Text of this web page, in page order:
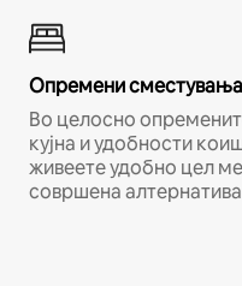
Опремени
Во целосно
кујна и удобности
живеете удобно цел
совршена